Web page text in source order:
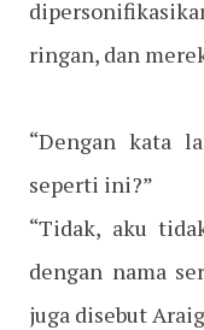
ringan, dan
“Dengan kata
seperti ini?”
“Tidak, aku
dengan nama
juga disebut